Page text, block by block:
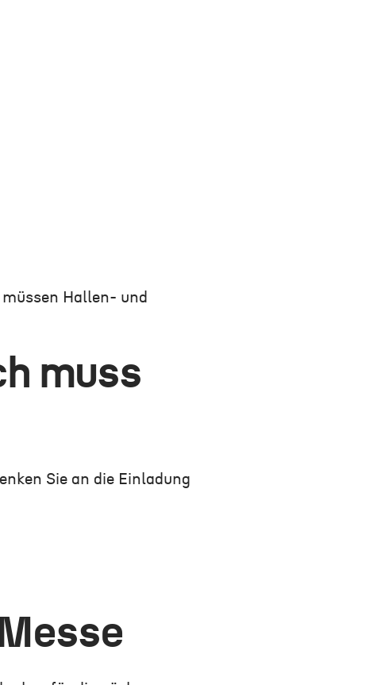
müssen Hallen- und
muss
Sie an die Einladung